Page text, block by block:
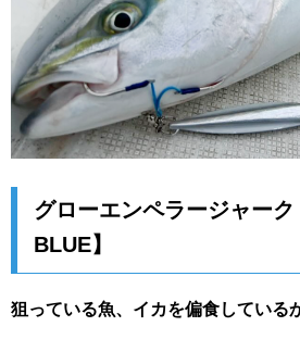
グローエンペラージャー
BLUE】
狙っている魚、イカを偏食している